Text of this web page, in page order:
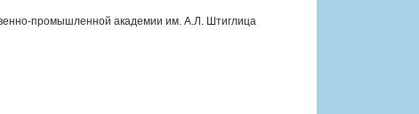
промышленной академии им. А.Л. Штиглица